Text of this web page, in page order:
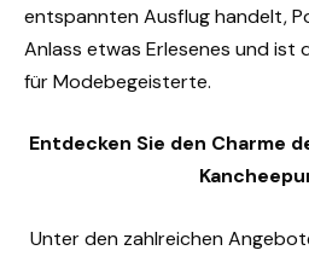
entspannten Ausflug handelt,
Anlass etwas Erlesenes und ist
für Modebegeisterte.
Entdecken Sie den Charme
Unter den zahlreichen